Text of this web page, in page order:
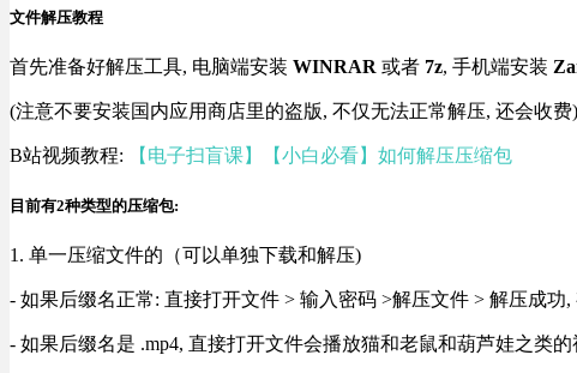
文件解压教程
首先准备好解压工具, 电脑端安装 WINRAR 或者 7z, 手机端安装
(注意不要安装国内应用商店里的盗版, 不仅无法正常解压, 还会收费)
B站视频教程: 【电子扫盲课】【小白必看】如何解压压缩包
目前有2种类型的压缩包:
1. 单一压缩文件的（可以单独下载和解压)
- 如果后缀名正常: 直接打开文件 > 输入密码 >解压文件 > 解压成
- 如果后缀名是 .mp4, 直接打开文件会播放猫和老鼠和葫芦娃之类